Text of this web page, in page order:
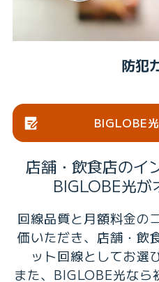
防犯
BIGLOBE
店舗・飲食店のイ
BIGLOBE光が
回線品質と月額料金の
価いただき、店舗・飲
ット回線としてお選
また、BIGLOBE光なら